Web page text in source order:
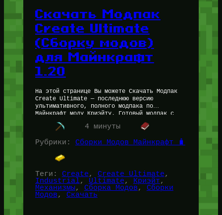
Скачать Модпак
Create Ultimate
(Сборку модов)
для Майнкрафт
1.20
На этой странице Вы можете Скачать Модпак
Create Ultimate — последнюю версию
ультимативного, полного модпака по
Майнкрафт моду Криэйту. Готовый модпак с
40+ аддонами для Create и всеми нужными
библиотеками.…4 минуты
Рубрики: Сборки Модов Майнкрафт 🧳
Теги: Create, Create Ultimate
Industrial, Ultimate, Криэйт
Механизмы, Сборка Модов, Сборки
Модов, Скачать